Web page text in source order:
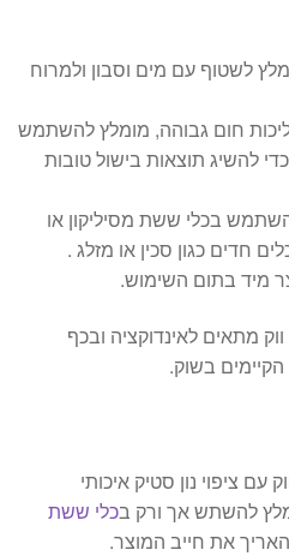
לשטוף עם מים וסבון ולמרוח
חום גבוהה, מומלץ להשתמש
להשיג תוצאות בישול טובות
בכלי ששת מסיליקון או
חדים כגון סכין או מזלג .
מיד בתום השימוש.
מתאים לאינדוקציה ובכף
בשוק.
ציפוי נון סטיק איכותי
להשתש אך ורק בכלי ששת
את חייב המוצר.